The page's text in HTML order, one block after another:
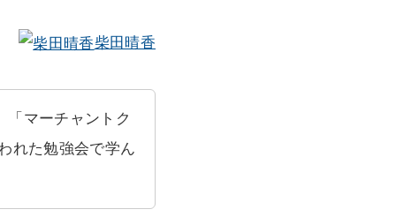
柴田晴香
「マーチャントク
れた勉強会で学ん